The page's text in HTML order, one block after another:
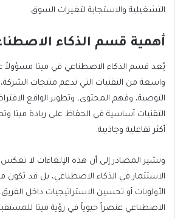
التشغيلية والاستجابة لتغيرات السوق.
أهمية قسم الذكاء
يُعد قسم الذكاء الاصطناعي في ميتا
واسعة من التقنيات التي تدعم منتجات
التوصية، وفهم المحتوى، وتطوير الواقع
التقنيات أساسية في الحفاظ على ريادة ميتا
أكثر تفاعلية وجاذبية.
وتشير المصادر إلى أن هذه الإلغاءات لا
الاستثمار في الذكاء الاصطناعي، بل قد تكون
الأولويات أو تحسين الاستراتيجيات داخل
الاصطناعي عنصراً حيوياً في رؤية ميتا